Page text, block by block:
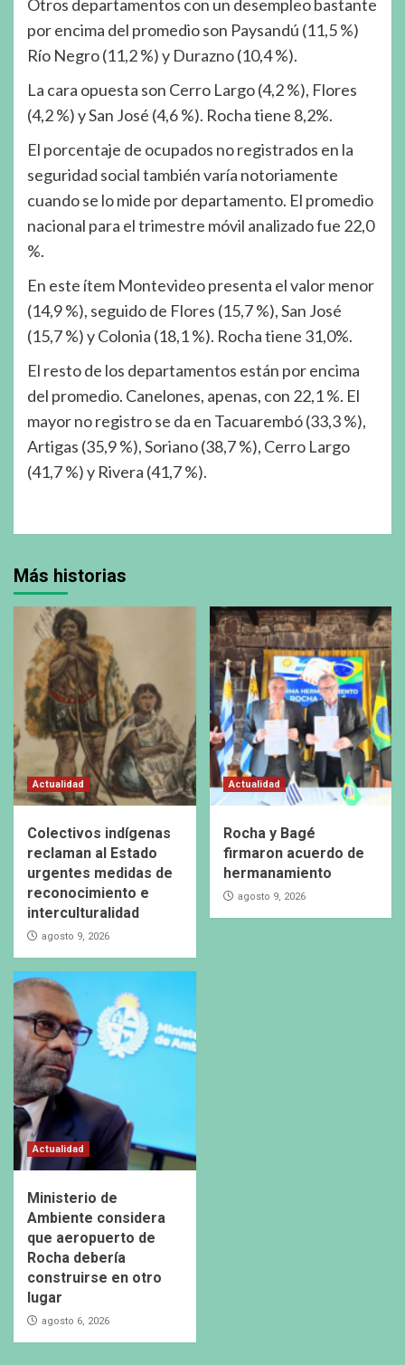
Otros departamentos con un desempleo bastante
por encima del promedio son Paysandú (11,5 %)
Río Negro (11,2 %) y Durazno (10,4 %).
La cara opuesta son Cerro Largo (4,2 %), Flores
(4,2 %) y San José (4,6 %). Rocha tiene 8,2%.
El porcentaje de ocupados no registrados en la
seguridad social también varía notoriamente
cuando se lo mide por departamento. El promedio
nacional para el trimestre móvil analizado fue 22,0
%.
En este ítem Montevideo presenta el valor menor
(14,9 %), seguido de Flores (15,7 %), San José
(15,7 %) y Colonia (18,1 %). Rocha tiene 31,0%.
El resto de los departamentos están por encima
del promedio. Canelones, apenas, con 22,1 %. El
mayor no registro se da en Tacuarembó (33,3 %),
Artigas (35,9 %), Soriano (38,7 %), Cerro Largo
(41,7 %) y Rivera (41,7 %).
Más historias
Actualidad
Colectivos indígenas
reclaman al Estado
urgentes medidas de
reconocimiento e
interculturalidad
agosto 9, 2026
Actualidad
Rocha y Bagé
firmaron acuerdo de
hermanamiento
agosto 9, 2026
Actualidad
Ministerio de
Ambiente considera
que aeropuerto de
Rocha debería
construirse en otro
lugar
agosto 6, 2026